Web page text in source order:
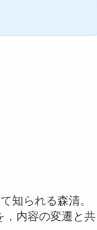
知られる森清。
，内容の変遷と共